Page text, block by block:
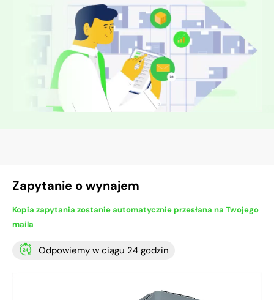
Zapytanie o wynajem
Kopia zapytania zostanie automatycznie przesłana na Twojego
maila
Odpowiemy w ciągu 24 godzin